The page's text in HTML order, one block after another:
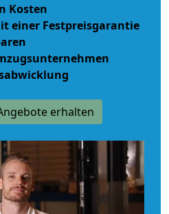
Kosten
einer Festpreisgarantie
erhalten